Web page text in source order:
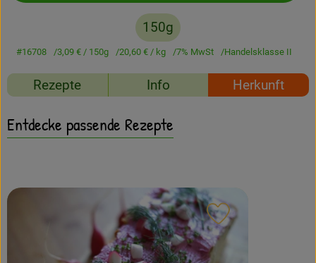
Amperhof-Blog
Entdecken
150g
#16708 3,09 €/ 150g 20,60 €/ kg 7% MwSt Handelsklasse II
Rezepte Info Herkunft
Entdecke passende Rezepte
Rezept zu